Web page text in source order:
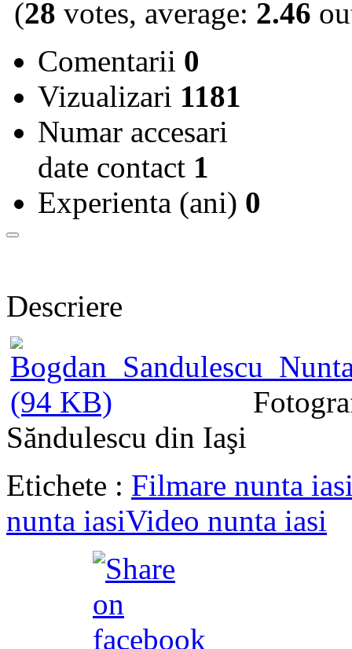
(28 votes, average: 2.46
Comentarii 0
Vizualizari 1181
Numar accesari
date contact 1
Experienta (ani) 0
Descriere
Săndulescu din Iaşi
Etichete : Filmare nunta
nunta iasiVideo nunta iasi